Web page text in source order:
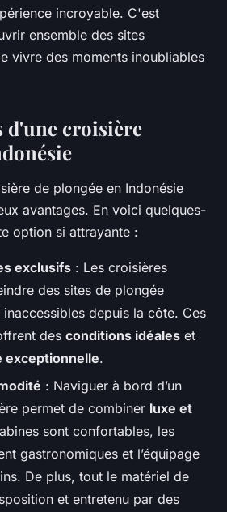
incroyable. C'est
ensemble des sites
vivre des moments inoubliables
d'une croisière
de plongée en Indonésie
avantages. En voici quelques-
option si attrayante :
exclusifs : Les croisières
des sites de plongée
depuis la côte. Ces
des conditions idéales et
exceptionnelle.
: Naviguer à bord d’un
permet de combiner luxe et
sont confortables, les
gastronomiques et l’équipage
De plus, tout le matériel de
et entretenu par des